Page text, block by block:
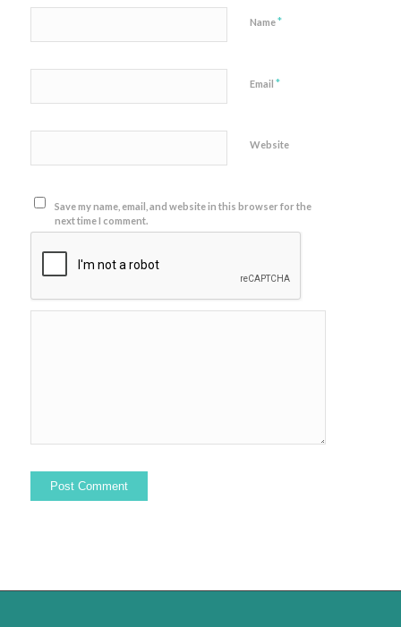
Name*
Email *
Website
Save my name, email, and website in this browser for the
next time I comment.